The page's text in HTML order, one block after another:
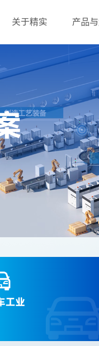
关于精实 产品
工业